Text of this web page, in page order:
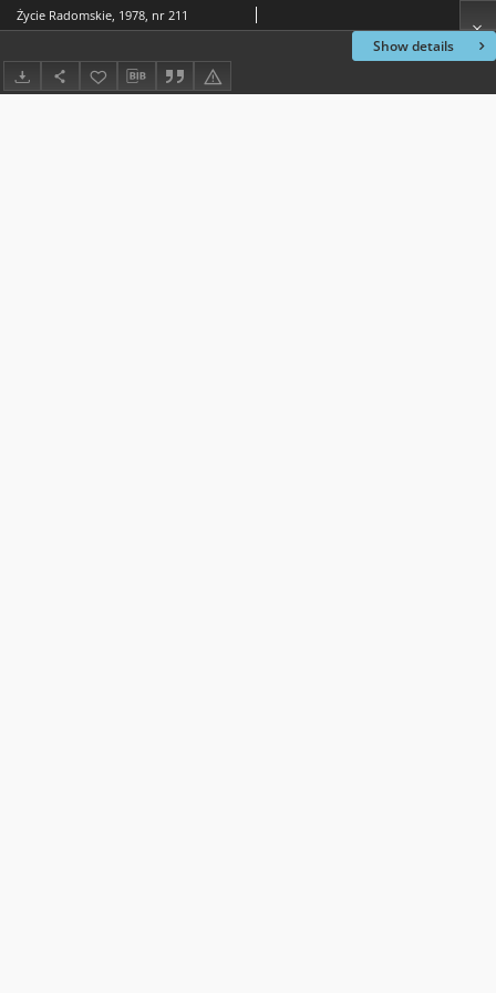
Show details
Życie Radomskie, 1978, nr 211